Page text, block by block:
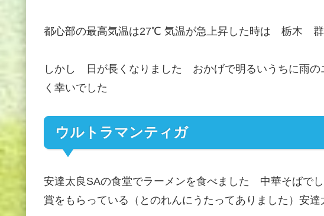
都心部の最高気温は27℃ 気温が急上昇した時は 栃木 群
しかし 日が長くなりました おかげで明るいうちに雨
く幸いでした
ウルトラマンティガ
安達太良SAの食堂でラーメンを食べました 中華そばで
賞をもらっている（とのれんにうたってありました）安